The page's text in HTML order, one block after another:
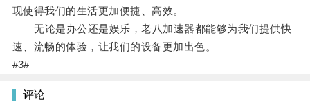
现使得我们的生活更加便捷、高效。
无论是办公还是娱乐，老八加速器都能够为我们提供快
速、流畅的体验，让我们的设备更加出色。
#3#
评论